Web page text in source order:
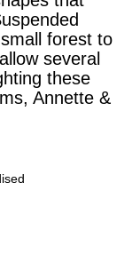
forest to
several
these
Annette &